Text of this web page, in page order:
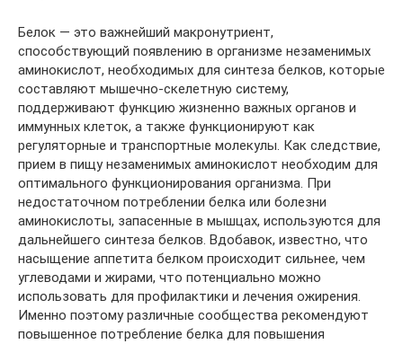
Белок — это важнейший макронутриент,
способствующий появлению в организме незаменимых
аминокислот, необходимых для синтеза белков, которые
составляют мышечно-скелетную систему,
поддерживают функцию жизненно важных органов и
иммунных клеток, а также функционируют как
регуляторные и транспортные молекулы. Как следствие,
прием в пищу незаменимых аминокислот необходим для
оптимального функционирования организма. При
недостаточном потреблении белка или болезни
аминокислоты, запасенные в мышцах, используются для
дальнейшего синтеза белков. Вдобавок, известно, что
насыщение аппетита белком происходит сильнее, чем
углеводами и жирами, что потенциально можно
использовать для профилактики и лечения ожирения.
Именно поэтому различные сообщества рекомендуют
повышенное потребление белка для повышения